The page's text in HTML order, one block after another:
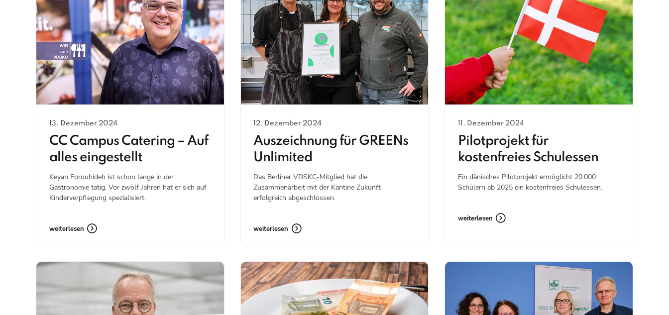
13. Dezember 2024
CC Campus Catering – Auf
alles eingestellt
Keyan Forouhideh ist schon lange in der
Gastronomie tätig. Vor zwölf Jahren hat er sich auf
Kinderverpflegung spezialisiert.
weiterlesen
12. Dezember 2024
Auszeichnung für GREENs
Unlimited
Das Berliner VDSKC-Mitglied hat die
Zusammenarbeit mit der Kantine Zukunft
erfolgreich abgeschlossen.
weiterlesen
11. Dezember 2024
Pilotprojekt für
kostenfreies Schulessen
Ein dänisches Pilotprojekt ermöglicht 20.000
Schülern ab 2025 ein kostenfreies Schulessen.
weiterlesen